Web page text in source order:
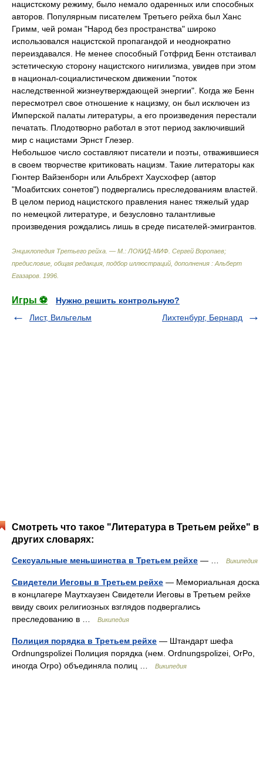
нацистскому режиму, было немало одаренных или способных
авторов. Популярным писателем Третьего рейха был Ханс
Гримм, чей роман "Народ без пространства" широко
использовался нацистской пропагандой и неоднократно
переиздавался. Не менее способный Готфрид Бенн отстаивал
эстетическую сторону нацистского нигилизма, увидев при этом
в национал-социалистическом движении "поток
наследственной жизнеутверждающей энергии". Когда же Бенн
пересмотрел свое отношение к нацизму, он был исключен из
Имперской палаты литературы, а его произведения перестали
печатать. Плодотворно работал в этот период заключивший
мир с нацистами Эрнст Глезер.
Небольшое число составляют писатели и поэты, отважившиеся
в своем творчестве критиковать нацизм. Такие литераторы как
Гюнтер Вайзенборн или Альбрехт Хаусхофер (автор
"Моабитских сонетов") подвергались преследованиям властей.
В целом период нацистского правления нанес тяжелый удар
по немецкой литературе, и безусловно талантливые
произведения рождались лишь в среде писателей-эмигрантов.
Энциклопедия Третьего рейха. — М.: ЛОКИД-МИФ Сергей Воропаев;
предисловие, общая редакция, подбор иллюстраций, дополнения : Альберт
Егазаров 1996
Игры ⚽
Нужно решить контрольную?
Лист, Вильгельм
Лихтенбург, Бернард
Смотреть что такое "Литература в Третьем рейхе" в
других словарях:
Сексуальные меньшинства в Третьем рейхе — … Википедия
Свидетели Иеговы в Третьем рейхе — Мемориальная доска
в концлагере Маутхаузен Свидетели Иеговы в Третьем рейхе
ввиду своих религиозных взглядов подвергались
преследованию в …
Википедия
Полиция порядка в Третьем рейхе — Штандарт шефа
Ordnungspolizei Полиция порядка (нем. Ordnungspolizei, OrPo,
иногда Orpo) объединяла полиц …
Википедия